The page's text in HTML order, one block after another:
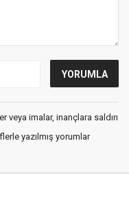
veya imalar, inançlara saldırı
yazılmış yorumlar